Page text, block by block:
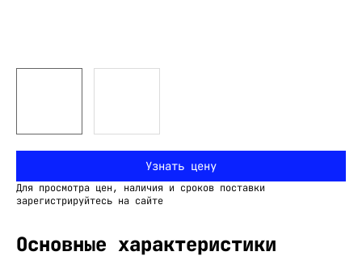
Узнать цену
Для просмотра цен, наличия и сроков поставки
зарегистрируйтесь на сайте
Основные характеристики